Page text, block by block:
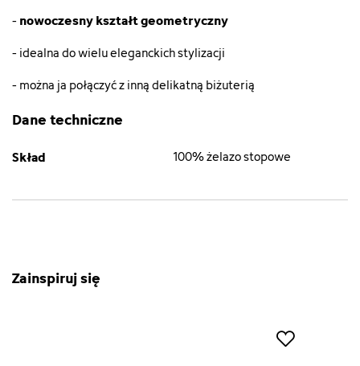
-nowoczesny kształt geometryczny
- idealna do wielu eleganckich stylizacji
- można ja połączyć z inną delikatną biżuterią
Dane techniczne
Skład 100% żelazo stopowe
Zainspiruj się